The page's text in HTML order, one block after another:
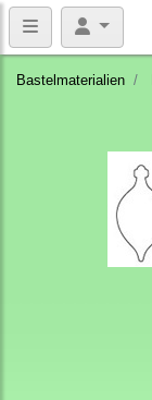
Bastelmaterialien